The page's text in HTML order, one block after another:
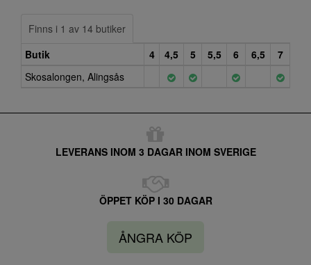
Finns i 1 av 14 butiker
Butik
4 4,5 5 5,5 6 6,5
7
Skosalongen, Alingsås
LEVERANS INOM 3 DAGAR INOM SVERIGE
ÖPPET KÖP I 30 DAGAR
ÅNGRA KÖP